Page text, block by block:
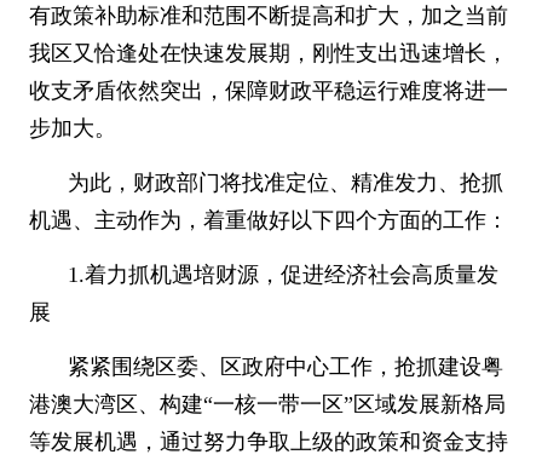
有政策补助标准和范围不断提高和扩大，加之当前
我区又恰逢处在快速发展期，刚性支出迅速增长，
收支矛盾依然突出，保障财政平稳运行难度将进一
步加大。
为此，财政部门将找准定位、精准发力、抢抓
机遇、主动作为，着重做好以下四个方面的工作：
1.着力抓机遇培财源，促进经济社会高质量发
展
紧紧围绕区委、区政府中心工作，抢抓建设粤
港澳大湾区、构建“一核一带一区” 区域发展新格局
等发展机遇，通过努力争取上级的政策和资金支持